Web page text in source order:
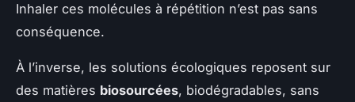
Inhaler ces molécules à répétition n’est pas sans
conséquence.
À l’inverse, les solutions écologiques reposent sur
des matières biosourcées, biodégradables, sans